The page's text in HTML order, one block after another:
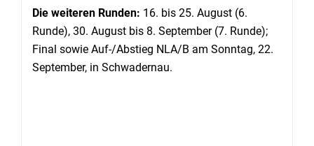
Die weiteren Runden: 16. bis 25. August (6.
Runde), 30. August bis 8. September (7. Runde);
Final sowie Auf-/Abstieg NLA/B am Sonntag, 22.
September, in Schwadernau.